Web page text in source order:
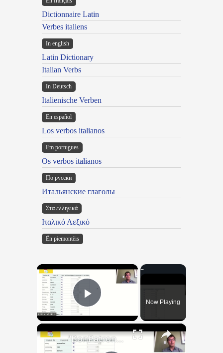
Dictionnaire Latin
Verbes italiens
In english
Latin Dictionary
Italian Verbs
In Deutsch
Italienische Verben
En español
Los verbos italianos
Em portugues
Os verbos italianos
По русски
Итальянские глаголы
Στα ελληνικά
Ιταλικό Λεξικό
Ën piemontèis
×
Play VideoNow Playing
×
"BonPatron" Vocabulary Guide: Dates and Times